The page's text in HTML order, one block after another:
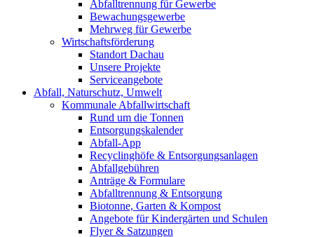
Abfalltrennung für Gewerbe
Bewachungsgewerbe
Mehrweg für Gewerbe
Wirtschaftsförderung
Standort Dachau
Unsere Projekte
Serviceangebote
Abfall, Naturschutz, Umwelt
Kommunale Abfallwirtschaft
Rund um die Tonnen
Entsorgungskalender
Abfall-App
Recyclinghöfe & Entsorgungsanlagen
Abfallgebühren
Anträge & Formulare
Abfalltrennung & Entsorgung
Biotonne, Garten & Kompost
Angebote für Kindergärten und Schulen
Flyer & Satzungen